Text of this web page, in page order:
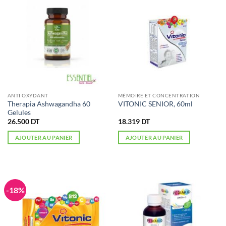
ANTI OXYDANT
Therapia Ashwagandha 60
Gelules
26.500 DT
AJOUTER AU PANIER
MÉMOIRE ET CONCENTRATION
VITONIC SENIOR, 60ml
18.319 DT
AJOUTER AU PANIER
-18%